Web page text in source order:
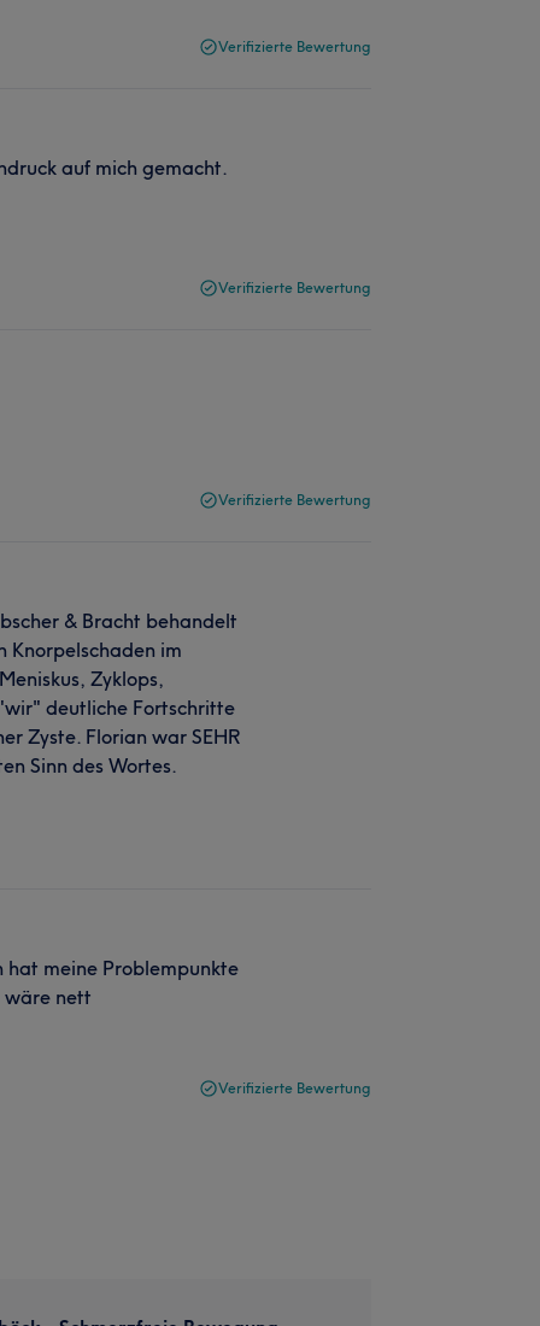
Verifizierte Bewertung
auf mich gemacht.
Verifizierte Bewertung
Verifizierte Bewertung
& Bracht behandelt
Knorpelschaden im
Zyklops,
deutliche Fortschritte
Zyste. Florian war SEHR
Sinn des Wortes.
hat meine Problempunkte
wäre nett
Verifizierte Bewertung